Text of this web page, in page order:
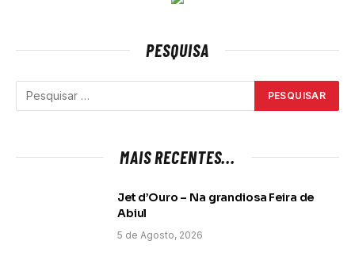
PESQUISA
MAIS RECENTES...
Jet d’Ouro – Na grandiosa Feira de
Abiul
5 de Agosto, 2026